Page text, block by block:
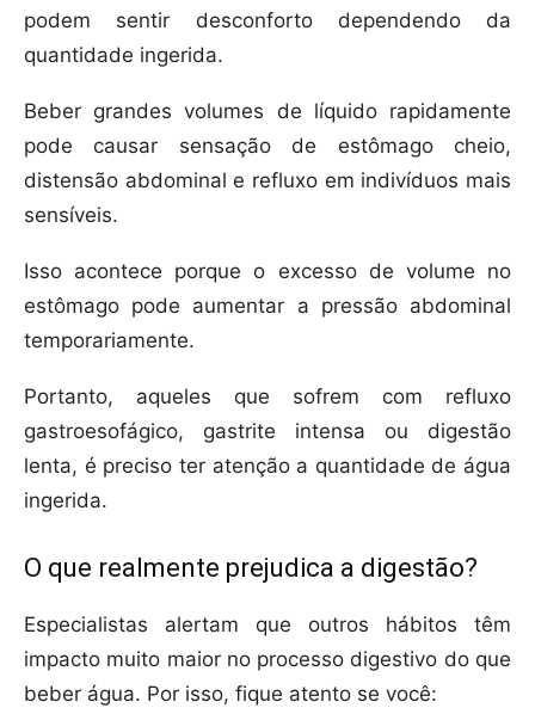
podem sentir desconforto dependendo da
quantidade ingerida.
Beber grandes volumes de líquido rapidamente
pode causar sensação de estômago cheio,
distensão abdominal e refluxo em indivíduos mais
sensíveis.
Isso acontece porque o excesso de volume no
estômago pode aumentar a pressão abdominal
temporariamente.
Portanto, aqueles que sofrem com refluxo
gastroesofágico, gastrite intensa ou digestão
lenta, é preciso ter atenção a quantidade de água
ingerida.
O que realmente prejudica a digestão?
Especialistas alertam que outros hábitos têm
impacto muito maior no processo digestivo do que
beber água. Por isso, fique atento se você: